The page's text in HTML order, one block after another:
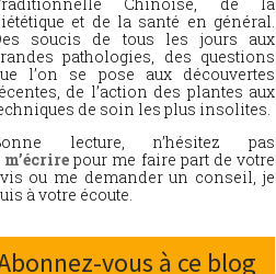
et de la santé en général.
soucis de tous les jours aux
pathologies, des questions
l’on se pose aux découvertes
de l’action des plantes aux
de soin les plus insolites.
lecture, n’hésitez pas
m’écrire pour me faire part de votre
ou me demander un conseil, je
à votre écoute.
vous à ce blog